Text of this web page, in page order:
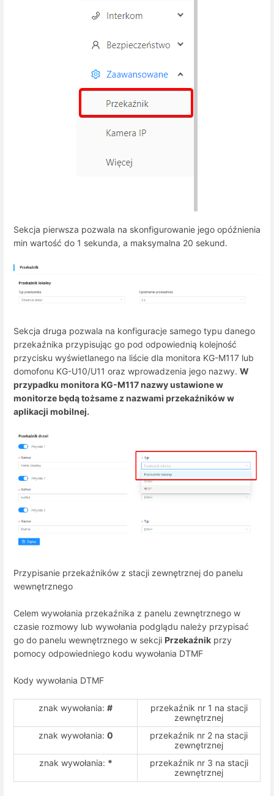
Sekcja pierwsza pozwala na skonfigurowanie jego opóźnienia
min wartość do 1 sekunda, a maksymalna 20 sekund.
Sekcja druga pozwala na konfiguracje samego typu danego
przekaźnika przypisując go pod odpowiednią kolejność
przycisku wyświetlanego na liście dla monitora KG-M117 lub
domofonu KG-U10/U11 oraz wprowadzenia jego nazwy. W
przypadku monitora KG-M117 nazwy ustawione w
monitorze będą tożsame z nazwami przekaźników w
aplikacji mobilnej.
Przypisanie przekaźników z stacji zewnętrznej do panelu
wewnętrznego
Celem wywołania przekaźnika z panelu zewnętrznego w
czasie rozmowy lub wywołania podglądu należy przypisać
go do panelu wewnętrznego w sekcji Przekaźnik przy
pomocy odpowiedniego kodu wywołania DTMF
Kody wywołania DTMF
znak wywołania: #
przekaźnik nr 1 na stacji
zewnętrznej
znak wywołania: 0
przekaźnik nr 2 na stacji
zewnętrznej
znak wywołania: *
przekaźnik nr 3 na stacji
zewnętrznej